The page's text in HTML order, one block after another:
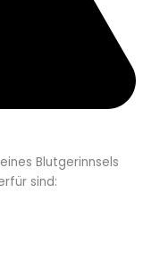
Blutgerinnsels
sind: